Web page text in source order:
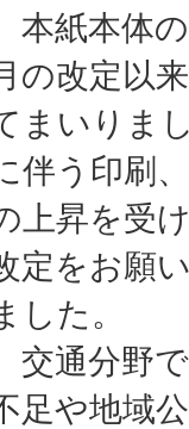
本紙本体
の改定以
まいりま
伴う印刷
上昇を受
定をお願
した。
交通分野
足や地域